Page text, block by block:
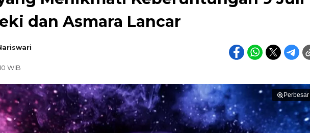
dan Asmara Lancar
WIB
Perbesar